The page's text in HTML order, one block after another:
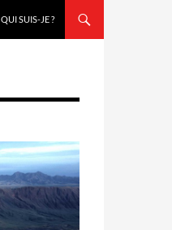
QUI SUIS-JE ?